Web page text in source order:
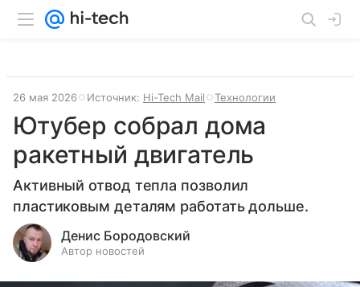
26 мая 2026 Источник: Hi-Tech Mail Технологии
Ютубер собрал дома
ракетный двигатель
Активный отвод тепла позволил
пластиковым деталям работать дольше.
Денис Бородовский
Автор новостей